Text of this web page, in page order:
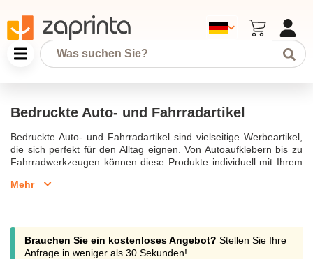
Bedruckte Auto- und Fahrradartikel
Bedruckte Auto- und Fahrradartikel sind vielseitige Werbeartikel,
die sich perfekt für den Alltag eignen. Von Autoaufklebern bis zu
Fahrradwerkzeugen können diese Produkte individuell mit Ihrem
Werbegeschenke oder für Unternehmen, die praktische und
Mehr
Brauchen Sie ein kostenloses Angebot? Stellen Sie Ihre
Anfrage in weniger als 30 Sekunden!